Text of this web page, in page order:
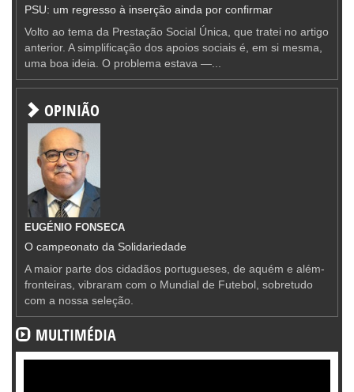
PSU: um regresso à inserção ainda por confirmar
Volto ao tema da Prestação Social Única, que tratei no artigo
anterior. A simplificação dos apoios sociais é, em si mesma,
uma boa ideia. O problema estava —...
OPINIÃO
EUGÉNIO FONSECA
O campeonato da Solidariedade
A maior parte dos cidadãos portugueses, de aquém e além-
fronteiras, vibraram com o Mundial de Futebol, sobretudo
com a nossa seleção.
MULTIMÉDIA